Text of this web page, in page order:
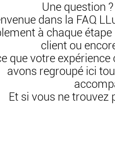
Une question
dans la FAQ
à chaque
client ou
que votre
avons regroupé ici
Et si vous ne trouvez